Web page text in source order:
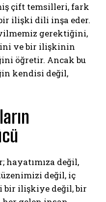
çift temsilleri, fark
ilişki dili inşa eder.
gerektiğini,
ve bir ilişkinin
öğretir. Ancak bu
kendisi değil,
hayatımıza değil,
değil, iç
bir ilişkiye değil, bir